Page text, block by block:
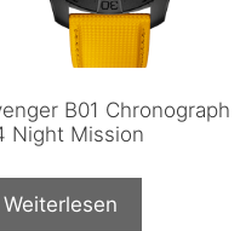
B01 Chronograph
Night Mission
Weiterlesen